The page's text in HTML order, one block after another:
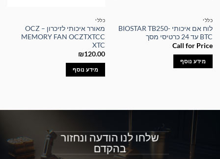
כללי
לוח אם איכותי BIOSTAR TB250-
BTC עד 24 כרטיסי מסך
Call for Price
מידע נוסף
כללי
מאורר איכותי לזיכרון – OCZ
MEMORY FAN OCZTXTCC
XTC
₪120.00
מידע נוסף
שלחו לנו הודעה ונחזור
בהקדם